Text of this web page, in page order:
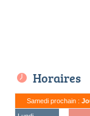
Horaires
Samedi prochain :